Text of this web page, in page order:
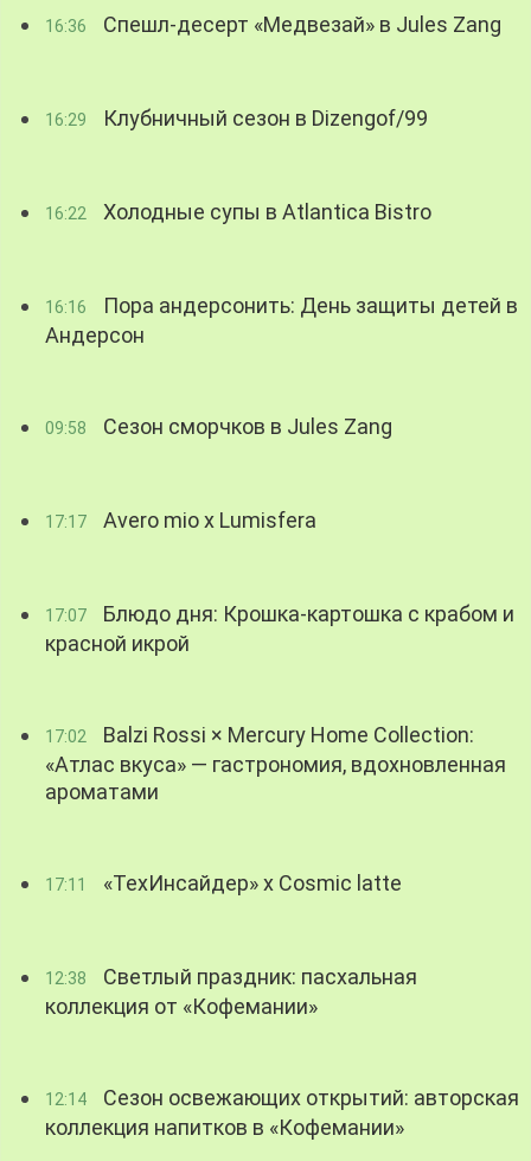
16:36 Спешл-десерт «Медвезай» в Jules Zang
16:29 Клубничный сезон в Dizengof/99
16:22 Холодные супы в Atlantica Bistro
16:16
Пора андерсонить: День защиты детей в
Андерсон
09:58 Сезон сморчков в Jules Zang
17:17 Avero mio x Lumisfera
17:07
Блюдо дня: Крошка-картошка с крабом и
красной икрой
17:02
Balzi Rossi × Mercury Home Collection:
«Атлас вкуса» — гастрономия, вдохновленная
ароматами
17:11 «ТехИнсайдер» х Cosmic latte
12:38
Светлый праздник: пасхальная
коллекция от «Кофемании»
12:14
Сезон освежающих открытий: авторская
коллекция напитков в «Кофемании»